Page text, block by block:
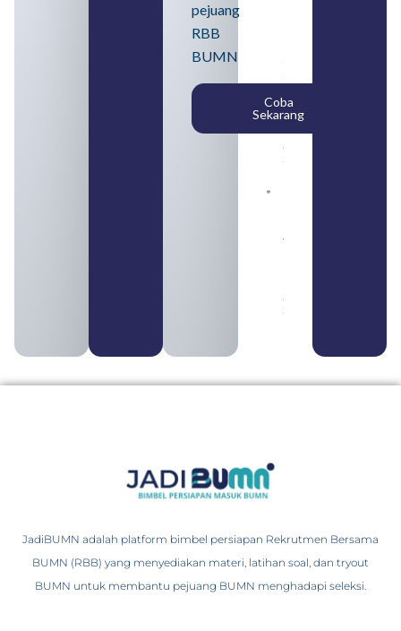
pejuang
RBB
BUMN
Coba
Sekarang
SMA
Syarat,
Posisi,
dan
Cara
Daftar
August 5,
2026
yang
August 4,
2026
JadiBUMN adalah platform bimbel persiapan Rekrutmen Bersama
BUMN (RBB) yang menyediakan materi, latihan soal, dan tryout
BUMN untuk membantu pejuang BUMN menghadapi seleksi.